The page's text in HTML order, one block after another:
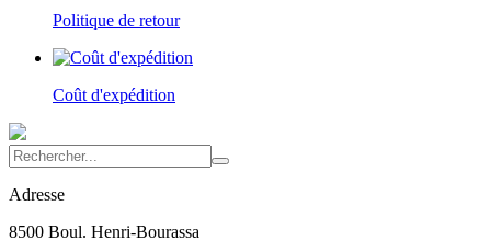
Politique de retour
Coût d'expédition
Adresse
8500 Boul. Henri-Bourassa